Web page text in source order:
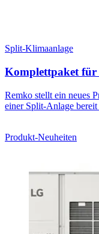
Split-Klimaanlage
Komplettpaket für
Remko stellt ein neues
einer Split-Anlage
Produkt-Neuheiten